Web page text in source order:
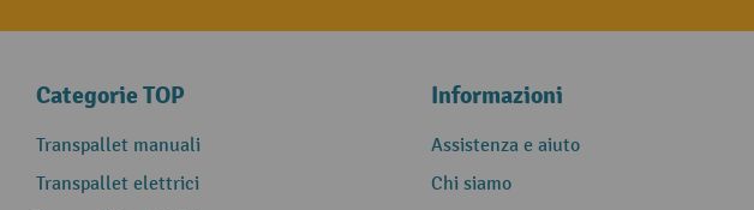
Categorie TOP
Transpallet manuali
Transpallet elettrici
Informazioni
Assistenza e aiuto
Chi siamo